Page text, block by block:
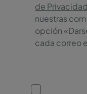
de Privacidad
nuestras
opción
cada correo